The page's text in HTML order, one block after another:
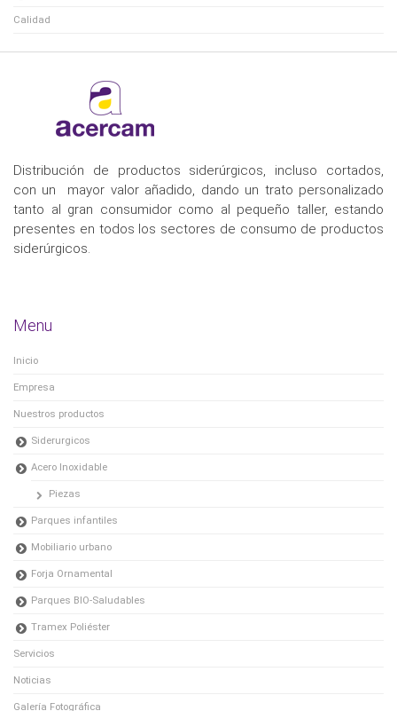
Calidad
Distribución de productos siderúrgicos, incluso cortados,
con un mayor valor añadido, dando un trato personalizado
tanto al gran consumidor como al pequeño taller, estando
presentes en todos los sectores de consumo de productos
siderúrgicos.
Menu
Inicio
Empresa
Nuestros productos
Siderurgicos
Acero Inoxidable
Piezas
Parques infantiles
Mobiliario urbano
Forja Ornamental
Parques BIO-Saludables
Tramex Poliéster
Servicios
Noticias
Galería Fotográfica